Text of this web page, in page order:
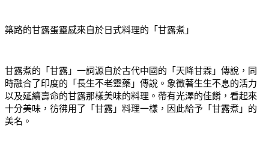
築路的甘露蛋靈感來自於日式料理的「甘露煮」
甘露煮的「甘露」一詞源自於古代中國的「天降甘霖」傳說，同
時融合了印度的「長生不老靈藥」傳說。象徵著生生不息的活力
以及延續壽命的甘露那樣美味的料理。帶有光澤的佳餚，看起來
十分美味，彷彿用了「甘露」料理一樣，因此給予「甘露煮」的
美名。